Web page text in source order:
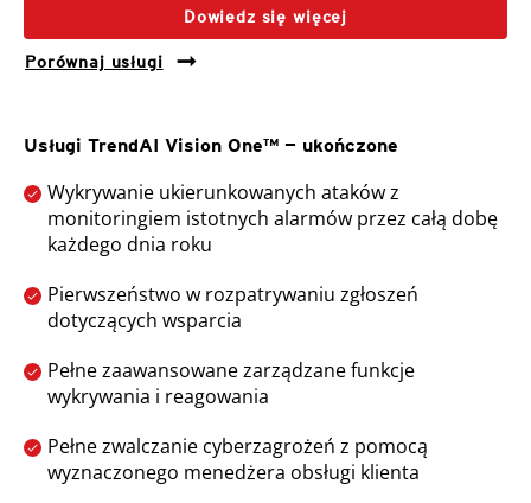
Dowiedz się więcej
Porównaj usługi
Usługi TrendAI Vision One™ — ukończone
Wykrywanie ukierunkowanych ataków z
monitoringiem istotnych alarmów przez całą dobę
każdego dnia roku
Pierwszeństwo w rozpatrywaniu zgłoszeń
dotyczących wsparcia
Pełne zaawansowane zarządzane funkcje
wykrywania i reagowania
Pełne zwalczanie cyberzagrożeń z pomocą
wyznaczonego menedżera obsługi klienta